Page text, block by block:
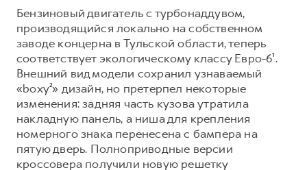
Корпоративным клиентам
Крупным корпоративным клиентам
Система управления автопарком
Сервис для корпоративных клиентов
HAVAL Лизинг
АКСЕССУАРЫ HAVAL
Программа «HAVAL Защита+»
Руководства по эксплуатации
Подписки
Автомобильные аксессуары
Коллекция PRO
Бензиновый двигатель с турбонаддувом,
производящийся локально на собственном
заводе концерна в Тульской области, теперь
соответствует экологическому классу Евро-6¹.
Внешний вид модели сохранил узнаваемый
«boxy²» дизайн, но претерпел некоторые
изменения: задняя часть кузова утратила
накладную панель, а ниша для крепления
номерного знака перенесена с бампера на
пятую дверь. Полноприводные версии
кроссовера получили новую решетку